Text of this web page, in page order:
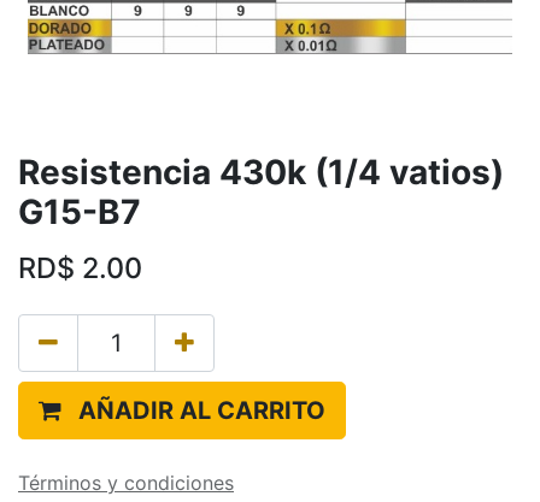
Resistencia 430k (1/4 vatios)
G15-B7
RD$ 2.00
AÑADIR AL CARRITO
Términos y condiciones